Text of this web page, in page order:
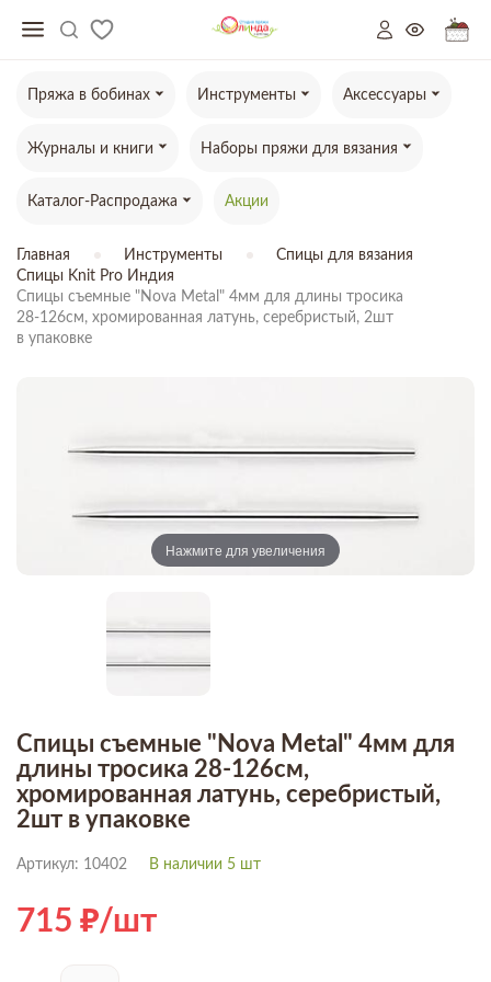
Пряжа в бобинах Инструменты Аксессуары
Журналы и книги Наборы пряжи для вязания
Каталог-Распродажа Акции
Главная Инструменты
Спицы для вязания
Спицы Knit Pro Индия
Спицы съемные "Nova Metal" 4мм для длины тросика
28-126см, хромированная латунь, серебристый, 2шт
в упаковке
Нажмите для увеличения
Спицы съемные "Nova Metal" 4мм для
длины тросика 28-126см,
хромированная латунь, серебристый,
2шт в упаковке
Артикул: 10402 В наличии 5 шт
715 /шт